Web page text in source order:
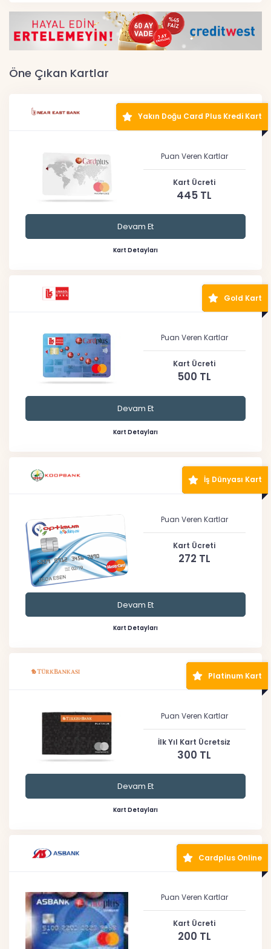
Öne Çıkan Kartlar
Yakın Doğu Card Plus Kredi Kart
Puan Veren Kartlar
Kart Ücreti
445 TL
Devam Et
Kart Detayları
Gold Kart
Puan Veren Kartlar
Kart Ücreti
500 TL
Devam Et
Kart Detayları
İş Dünyası Kart
Puan Veren Kartlar
Kart Ücreti
272 TL
Devam Et
Kart Detayları
Platinum Kart
Puan Veren Kartlar
İlk Yıl Kart Ücretsiz
300 TL
Devam Et
Kart Detayları
Cardplus Online
Puan Veren Kartlar
Kart Ücreti
200 TL